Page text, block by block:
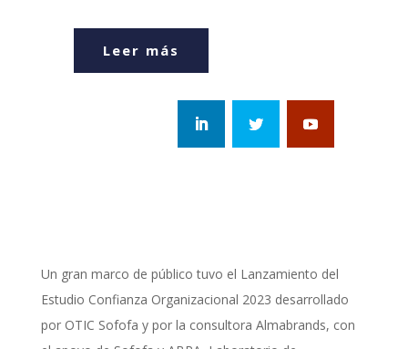
Leer más
Un gran marco de público tuvo el Lanzamiento del
Estudio Confianza Organizacional 2023 desarrollado
por OTIC Sofofa y por la consultora Almabrands, con